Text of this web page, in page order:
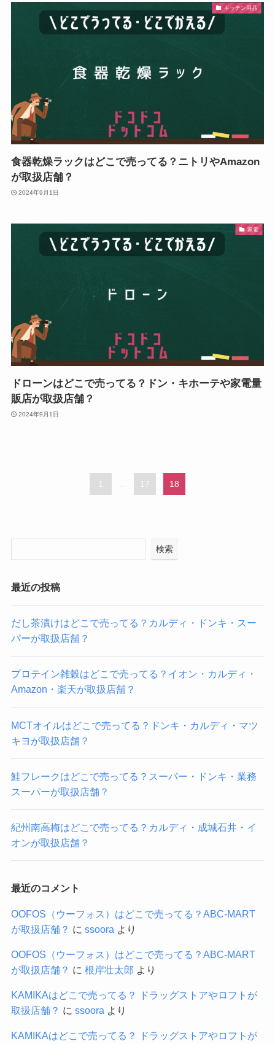
キッチン用品
食器乾燥ラックはどこで売ってる？ニトリやAmazon
が取扱店舗？
2024年9月1日
家電
ドローンはどこで売ってる？ドン・キホーテや家電量
販店が取扱店舗？
2024年9月1日
1 ... 17 18
検索
最近の投稿
だし茶漬けはどこで売ってる？カルディ・ドンキ・スー
パーが取扱店舗？
プロテイン雑穀はどこで売ってる？イオン・カルディ・
Amazon・楽天が取扱店舗？
MCTオイルはどこで売ってる？ドンキ・カルディ・マツ
キヨが取扱店舗？
鮭フレークはどこで売ってる？スーパー・ドンキ・業務
スーパーが取扱店舗？
紀州南高梅はどこで売ってる？カルディ・成城石井・イ
オンが取扱店舗？
最近のコメント
OOFOS（ウーフォス）はどこで売ってる？ABC-MART
が取扱店舗？ に ssoora より
OOFOS（ウーフォス）はどこで売ってる？ABC-MART
が取扱店舗？ に 根岸壮太郎 より
KAMIKAはどこで売ってる？ ドラッグストアやロフトが
取扱店舗？ に ssoora より
KAMIKAはどこで売ってる？ ドラッグストアやロフトが